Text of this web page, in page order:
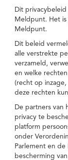
Dit
Meldpunt. Het
Meldpunt.
Dit beleid
alle verstrekte
verzameld,
en welke
(recht op
deze rechten
De partners van
privacy te
platform
onder
Parlement en
bescherming